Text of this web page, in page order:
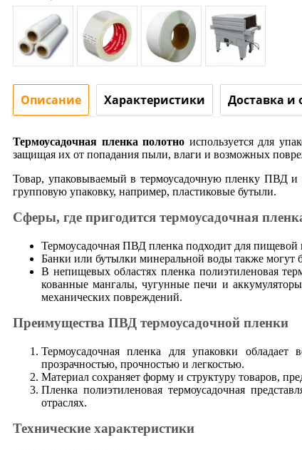
Описание Характеристики Доставка и
Термоусадочная пленкаполотно используется для
защищая их от попадания пыли, влаги и возможных
Товар, упаковываемый в термоусадочную пленку ПВД и
групповую упаковку, например, пластиковые бутыли.
Сферы, где пригодится термоусадочная
Термоусадочная ПВД пленка подходит для
Банки или бутылки минеральной воды также
В непищевых областях пленка полиэтиленовая
кованные мангалы, чугунные печи и
механических повреждений.
Преимущества ПВД термоусадочной пленки
Термоусадочная пленка для упаковки
прозрачностью, прочностью и легкостью.
Материал сохраняет форму и структуру товаров,
Пленка полиэтиленовая термоусадочная
отраслях.
Технические характеристики